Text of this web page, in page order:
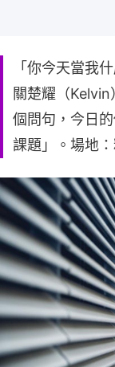
「你今天當我
關楚耀（
個問句，今日
課題」。場地